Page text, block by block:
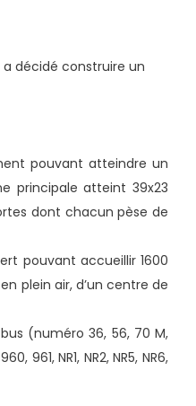
décidé construire un
pouvant atteindre un
principale atteint 39x23
dont chacun pèse de
pouvant accueillir 1600
plein air, d’un centre de
(numéro 36, 56, 70 M,
961, NR1, NR2, NR5, NR6,